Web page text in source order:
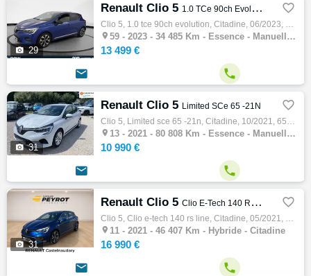
 29
Renault Clio 5 1.0 TCe 90ch Evolution 
Clio 5, 1.0 tce 90ch evolution, Citadine, 06/2023, 91ch, 5cv, 34485 km, 5 portes, 5 places, Clim. manuelle, Essence, Boite de vitesse manue…
 59 - 2023 - 34 485 Km - Essence - Manuelle - Citadine
13 499 €
 
 31
Renault Clio 5 Limited SCe 65 -21N 
Clio 5, Limited sce 65 -21n, Citadine, 10/2021, 65ch, 4cv, 80808 km, 5 portes, 5 places, Clim. manuelle, Essence, Boite de vitesse manuelle…
 13 - 2021 - 80 808 Km - Essence - Manuelle - Citadine
10 990 €
 
 31
Renault Clio 5 Clio E-Tech 140 RS Line 
Clio 5, Clio e-tech 140 rs line, Citadine, 05/2021, 140ch, 7cv, 46407 km, 5 portes, 5 places, Clim. auto, Hybride, Régulateur de vitesse, G…
 11 - 2021 - 46 407 Km - Hybride - Citadine
16 990 €
 